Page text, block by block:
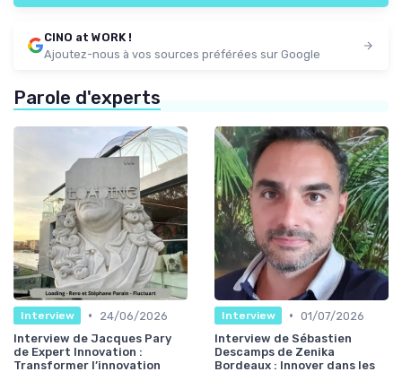
CINO at WORK !
Ajoutez-nous à vos sources préférées sur Google
Parole d'experts
Interview •
24/06/2026
Interview de Jacques Pary
de Expert Innovation :
Transformer l’innovation
Interview • 01/07/2026
Interview de Sébastien
Descamps de Zenika
Bordeaux : Innover dans les